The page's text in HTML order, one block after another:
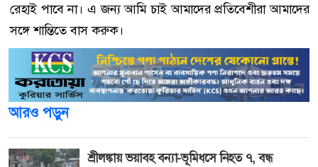
রেহাই পাবে না। এ জন্য আমি চাই আমাদের প্রতিবেশীরা আমাদের
সঙ্গে শান্তিতে বাস করুক।
আরও পড়ুন
শ্রীলঙ্কায় ভয়াবহ বন্যা-ভূমিধসে নিহত ৭, বন্ধ